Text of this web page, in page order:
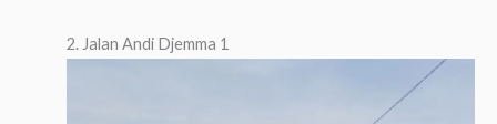
2. Jalan Andi Djemma 1